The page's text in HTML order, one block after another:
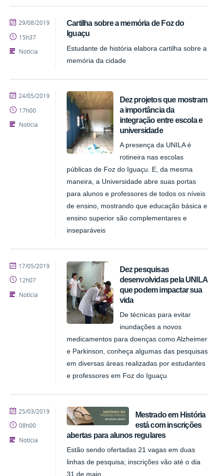
Cartilha sobre a memória de Foz do
Iguaçu
Estudante de história elabora cartilha sobre a
memória da cidade
publicado
29/08/2019
15h37
Notícia
Dez projetos que mostram
a importância da
integração entre escola e
universidade
A presença da UNILA é
rotineira nas escolas
públicas de Foz do Iguaçu. E, da mesma
maneira, a Universidade abre suas portas
para alunos e professores de todos os níveis
de ensino, mostrando que educação básica e
ensino superior são complementares e
inseparáveis
publicado
24/05/2019
17h00
Notícia
Dez pesquisas
desenvolvidas pela UNILA
que podem impactar sua
vida
De técnicas para evitar
inundações a novos
medicamentos para doenças como Alzheimer
e Parkinson, conheça algumas das pesquisas
em diversas áreas realizadas por estudantes
e professores em Foz do Iguaçu
publicado
17/05/2019
12h07
Notícia
Mestrado em História
está com inscrições
abertas para alunos regulares
Estão sendo ofertadas 21 vagas em duas
linhas de pesquisa; inscrições vão até o dia
31 de maio
publicado
25/03/2019
08h00
Notícia